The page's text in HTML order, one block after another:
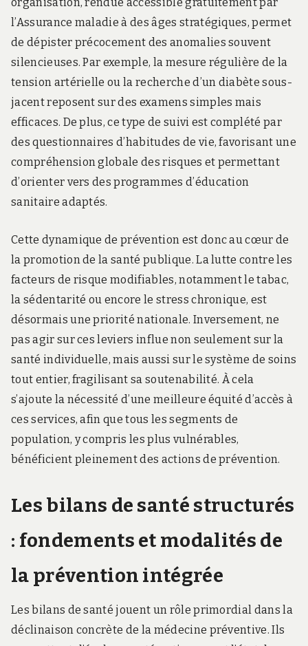
l’Assurance maladie à des âges stratégiques, permet
de dépister précocement des anomalies souvent
silencieuses. Par exemple, la mesure régulière de la
tension artérielle ou la recherche d’un diabète sous-
jacent reposent sur des examens simples mais
efficaces. De plus, ce type de suivi est complété par
des questionnaires d’habitudes de vie, favorisant une
compréhension globale des risques et permettant
d’orienter vers des programmes d’éducation
sanitaire adaptés.
Cette dynamique de prévention est donc au cœur de
la promotion de la santé publique. La lutte contre les
facteurs de risque modifiables, notamment le tabac,
la sédentarité ou encore le stress chronique, est
désormais une priorité nationale. Inversement, ne
pas agir sur ces leviers influe non seulement sur la
santé individuelle, mais aussi sur le système de soins
tout entier, fragilisant sa soutenabilité. À cela
s’ajoute la nécessité d’une meilleure équité d’accès à
ces services, afin que tous les segments de
population, y compris les plus vulnérables,
bénéficient pleinement des actions de prévention.
Les bilans de santé structurés
: fondements et modalités de
la prévention intégrée
Les bilans de santé jouent un rôle primordial dans la
déclinaison concrète de la médecine préventive. Ils